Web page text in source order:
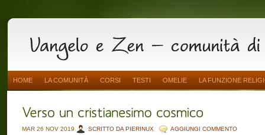
HOME LA COMUNITÀ CORSI TESTI OMELIE LA FUNZIONE
MAR 26 NOV 2019 SCRITTO DA PIERINUX AGGIUNGI COMMENTO